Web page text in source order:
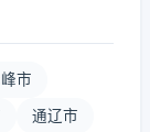
市
通辽市